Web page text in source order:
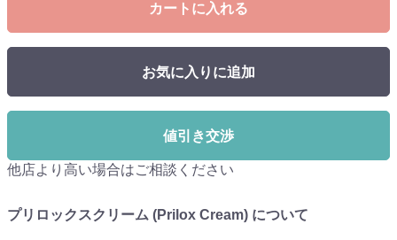
カートに入れる
お気に入りに追加
値引き交渉
他店より高い場合はご相談ください
プリロックスクリーム (Prilox Cream) について